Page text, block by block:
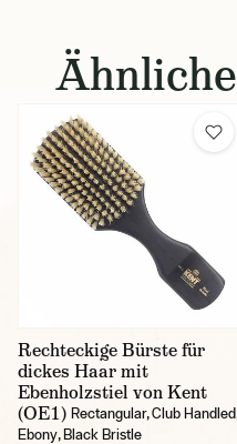
Rechteckige Bürste für
dickes Haar mit
Ebenholzstiel von Kent
(OE1) Rectangular, Club Handled,
Ebony, Black Bristle